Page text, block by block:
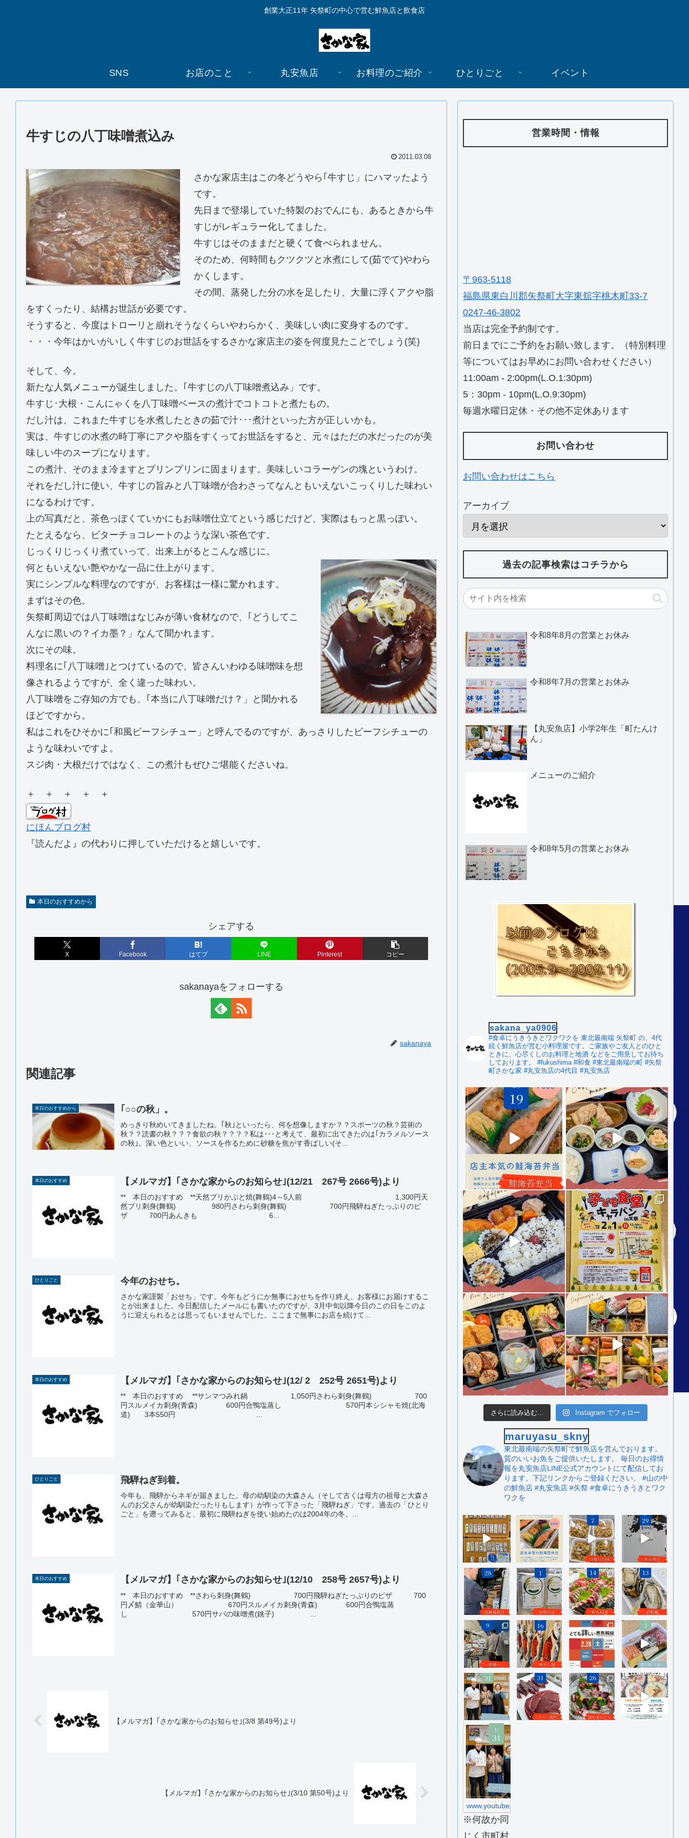
創業大正11年 矢祭町の中心で営む鮮魚店と飲食店
SNS お店のこと 丸安魚店 お料理のご紹介 ひとりごと イベント
牛すじの八丁味噌煮込み
2011.03.08
さかな家店主はこの冬どうやら｢牛すじ」にハマッたよう
です。
先日まで登場していた特製のおでんにも、あるときから牛
すじがレギュラー化してました。
牛すじはそのままだと硬くて食べられません。
そのため、何時間もクツクツと水煮にして(茹でて)やわら
かくします。
その間、蒸発した分の水を足したり、大量に浮くアクや脂
をすくったり、結構お世話が必要です。
そうすると、今度はトローリと崩れそうなくらいやわらかく、美味しい肉に変身するのです。
・・・今年はかいがいしく牛すじのお世話をするさかな家店主の姿を何度見たことでしょう(笑)
そして、今。
新たな人気メニューが誕生しました。｢牛すじの八丁味噌煮込み」です。
牛すじ･大根・こんにゃくを八丁味噌ベースの煮汁でコトコトと煮たもの。
だし汁は、これまた牛すじを水煮したときの茹で汁･･･煮汁といった方が正しいかも。
実は、牛すじの水煮の時丁寧にアクや脂をすくってお世話をすると、元々はただの水だったのが美
味しい牛のスープになります。
この煮汁、そのまま冷ますとプリンプリンに固まります。美味しいコラーゲンの塊というわけ。
それをだし汁に使い、牛すじの旨みと八丁味噌が合わさってなんともいえないこっくりした味わい
になるわけです。
上の写真だと、茶色っぽくていかにもお味噌仕立てという感じだけど、実際はもっと黒っぽい。
たとえるなら、ビターチョコレートのような深い茶色です。
じっくりじっくり煮ていって、出来上がるとこんな感じに。
何ともいえない艶やかな一品に仕上がります。
実にシンプルな料理なのですが、お客様は一様に驚かれます。
まずはその色。
矢祭町周辺では八丁味噌はなじみが薄い食材なので、｢どうしてこ
んなに黒いの？イカ墨？」なんて聞かれます。
次にその味。
料理名に｢八丁味噌｣とつけているので、皆さんいわゆる味噌味を想
像されるようですが、全く違った味わい。
八丁味噌をご存知の方でも、｢本当に八丁味噌だけ？」と聞かれる
ほどですから。
私はこれをひそかに｢和風ビーフシチュー」と呼んでるのですが、あっさりしたビーフシチューの
ような味わいですよ。
スジ肉・大根だけではなく、この煮汁もぜひご堪能くださいね。
＋ ＋ ＋ ＋ ＋
にほんブログ村
『読んだよ』の代わりに押していただけると嬉しいです。
本日のおすすめから
シェアする
X Facebook はてブ LINE Pinterest コピー
sakanayaをフォローする
sakanaya
関連記事
本日のおすすめから ｢○○の秋」。
めっきり秋めいてきましたね。｢秋｣といったら、何を想像しますか？？スポーツの秋？芸術の
秋？？読書の秋？？？食欲の秋？？？？私は･･･と考えて、最初に出てきたのは｢カラメルソース
の秋｣。深い色といい、ソースを作るために砂糖を焦がす香ばしい(そ...
本日のおすすめ 【メルマガ】｢さかな家からのお知らせ｣(12/21 267号 2666号)より
** 本日のおすすめ **天然ブリかぶと焼(舞鶴)4～5人前 1,300円天
然ブリ刺身(舞鶴) 980円さわら刺身(舞鶴) 700円飛騨ねぎたっぷりのピ
ザ 700円あんきも 6...
ひとりごと 今年のおせち。
さかな家謹製「おせち」です。今年もどうにか無事におせちを作り終え、お客様にお届けするこ
とが出来ました。今日配信したメールにも書いたのですが、3月中旬以降今日のこの日をこのよ
うに迎えられるとは思ってもいませんでした。ここまで無事にお店を続けて...
本日のおすすめ 【メルマガ】｢さかな家からのお知らせ｣(12/ 2 252号 2651号)より
** 本日のおすすめ **サンマつみれ鍋 1,050円さわら刺身(舞鶴) 700
円スルメイカ刺身(青森) 600円合鴨塩蒸し 570円本シシャモ焼(北海
道) 3本550円 ...
ひとりごと 飛騨ねぎ到着。
今年も、飛騨からネギが届きました。母の幼馴染の大森さん（そして古くは母方の祖母と大森さ
んのお父さんが幼馴染だったりもします）が作って下さった「飛騨ねぎ」です。過去の「ひとり
ごと」を遡ってみると、最初に飛騨ねぎを使い始めたのは2004年の冬。...
本日のおすすめ 【メルマガ】｢さかな家からのお知らせ｣(12/10 258号 2657号)より
** 本日のおすすめ **さわら刺身(舞鶴) 700円飛騨ねぎたっぷりのピザ 700
円〆鯖（金華山） 670円スルメイカ刺身(青森) 600円合鴨塩蒸
し 570円サバの味噌煮(銚子) ...
【メルマガ】｢さかな家からのお知らせ｣(3/8 第49号)より
【メルマガ】｢さかな家からのお知らせ｣(3/10 第50号)より
営業時間・情報
〒963-5118
福島県東白川郡矢祭町大字東舘字桃木町33-7
0247-46-3802
当店は完全予約制です。
前日までにご予約をお願い致します。（特別料理
等についてはお早めにお問い合わせください）
11:00am - 2:00pm(L.O.1:30pm)
5：30pm - 10pm(L.O.9:30pm)
毎週水曜日定休・その他不定休あります
お問い合わせ
お問い合わせはこちら
アーカイブ
過去の記事検索はコチラから
令和8年8月の営業とお休み
令和8年7月の営業とお休み
【丸安魚店】小学2年生「町たんけ
ん」
メニューのご紹介
令和8年5月の営業とお休み
sakana_ya0906
#食卓にうきうきとワクワクを 東北最南端 矢祭町 の、4代
続く鮮魚店が営む小料理屋です。ご家族やご友人とのひと
ときに、心尽くしのお料理と地酒 などをご用意してお待ち
しております。
#fukushima #和食 #東北最南端の町 #矢祭
町さかな家 #丸安魚店の4代目 #丸安魚店
さらに読み込む... Instagram でフォロー
maruyasu_skny
東北最南端の矢祭町で鮮魚店を営んでおります。
質のいいお魚をご提供いたします。
毎日のお得情
報を丸安魚店LINE公式アカウントにて配信してお
ります。下記リンクからご登録ください。
#山の中
の鮮魚店 #丸安魚店 #矢祭 #食卓にうきうきとワク
ワクを
www.youtube.com
※何故か同